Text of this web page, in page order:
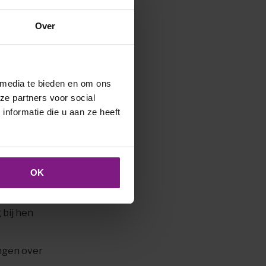
Over
te bieden en om ons
partners voor social
die u aan ze heeft
OK
en
bij hen
over